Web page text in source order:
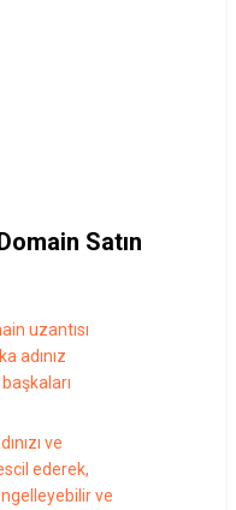
Satın
uzantısı
adınız
ve
ederek,
ve